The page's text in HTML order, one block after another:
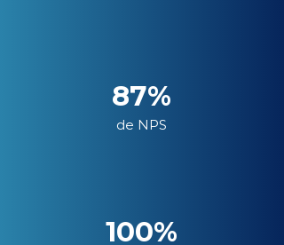
87%
de NPS
100%